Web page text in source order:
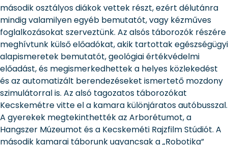
második osztályos diákok vettek részt, ezért délutánra
mindig valamilyen egyéb bemutatót, vagy kézműves
foglalkozásokat szerveztünk. Az alsós táborozók részére
meghívtunk külső előadókat, akik tartottak egészségügyi
alapismeretek bemutatót, geológiai értékvédelmi
előadást, és megismerkedhettek a helyes közlekedést
és az automatizált berendezéseket ismertető mozdony
szimulátorral is. Az alsó tagozatos táborozókat
Kecskemétre vitte el a kamara különjáratos autóbusszal.
A gyerekek megtekinthették az Arborétumot, a
Hangszer Múzeumot és a Kecskeméti Rajzfilm Stúdiót. A
második kamarai táborunk ugyancsak a „Robotika”